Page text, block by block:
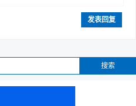
发表回复
搜索